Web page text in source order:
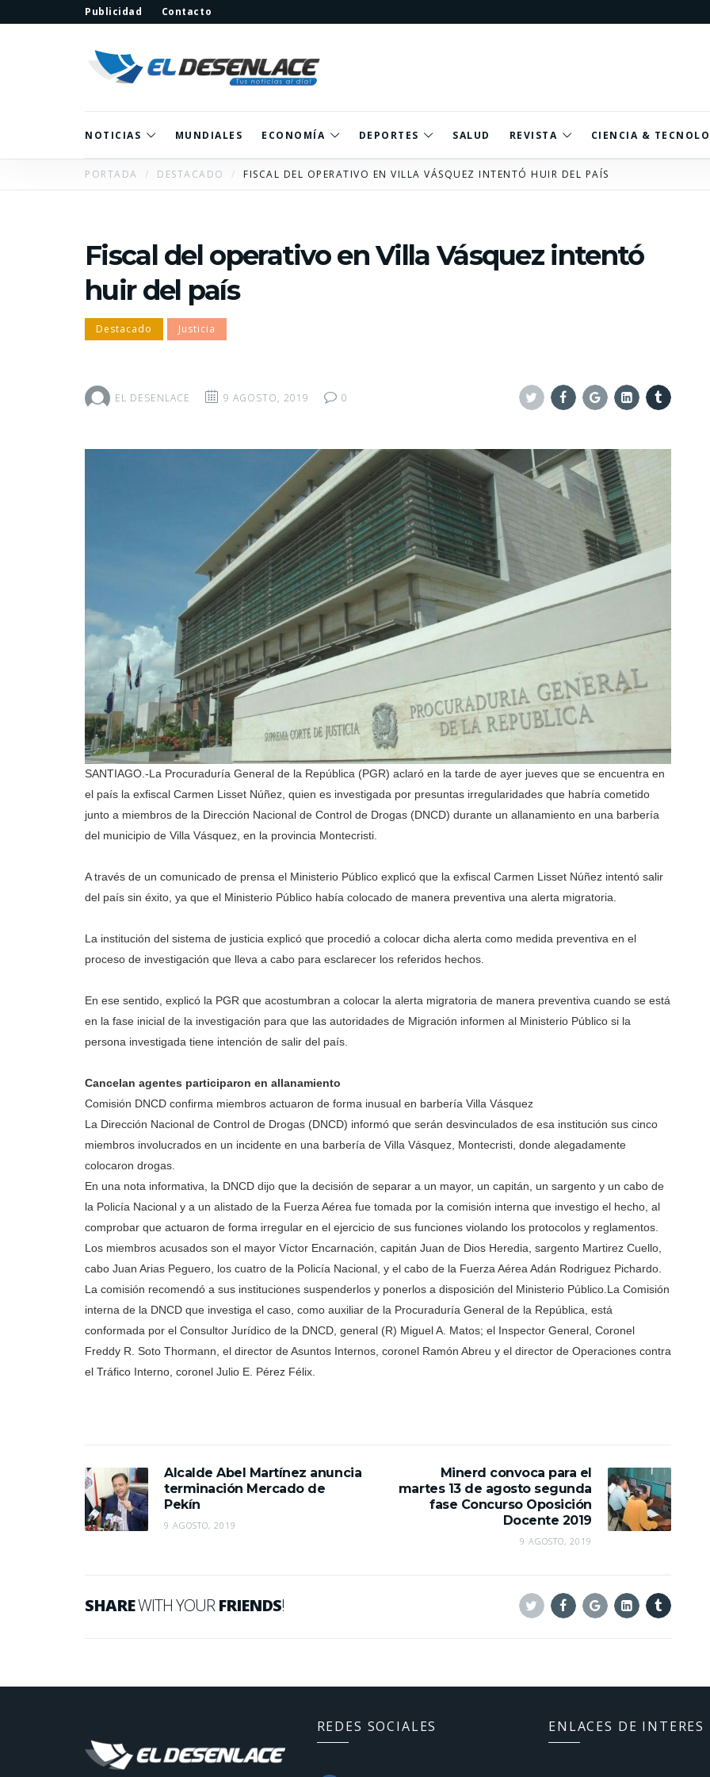
Publicidad Contacto
NOTICIAS MUNDIALES ECONOMÍA DEPORTES SALUD REVISTA CIENCIA &
PORTADA DESTACADO FISCAL DEL OPERATIVO EN VILLA VÁSQUEZ INTENTÓ HUIR DEL PAÍS
Fiscal del operativo en Villa Vásquez intentó
huir del país
Destacado Justicia
EL DESENLACE 9 AGOSTO, 2019
0
SANTIAGO.-La Procuraduría General de la República (PGR) aclaró en la tarde de ayer jueves que se encuentra en
el país la exfiscal Carmen Lisset Núñez, quien es investigada por presuntas irregularidades que habría cometido
junto a miembros de la Dirección Nacional de Control de Drogas (DNCD) durante un allanamiento en una barbería
del municipio de Villa Vásquez, en la provincia Montecristi.
A través de un comunicado de prensa el Ministerio Público explicó que la exfiscal Carmen Lisset Núñez intentó salir
del país sin éxito, ya que el Ministerio Público había colocado de manera preventiva una alerta migratoria.
La institución del sistema de justicia explicó que procedió a colocar dicha alerta como medida preventiva en el
proceso de investigación que lleva a cabo para esclarecer los referidos hechos.
En ese sentido, explicó la PGR que acostumbran a colocar la alerta migratoria de manera preventiva cuando se está
en la fase inicial de la investigación para que las autoridades de Migración informen al Ministerio Público si la
persona investigada tiene intención de salir del país.
Cancelan agentes participaron en allanamiento
Comisión DNCD confirma miembros actuaron de forma inusual en barbería Villa Vásquez
La Dirección Nacional de Control de Drogas (DNCD) informó que serán desvinculados de esa institución sus cinco
miembros involucrados en un incidente en una barbería de Villa Vásquez, Montecristi, donde alegadamente
colocaron drogas.
En una nota informativa, la DNCD dijo que la decisión de separar a un mayor, un capitán, un sargento y un cabo de
la Policía Nacional y a un alistado de la Fuerza Aérea fue tomada por la comisión interna que investigo el hecho, al
comprobar que actuaron de forma irregular en el ejercicio de sus funciones violando los protocolos y reglamentos.
Los miembros acusados son el mayor Víctor Encarnación, capitán Juan de Dios Heredia, sargento Martirez Cuello,
cabo Juan Arias Peguero, los cuatro de la Policía Nacional, y el cabo de la Fuerza Aérea Adán Rodriguez Pichardo.
La comisión recomendó a sus instituciones suspenderlos y ponerlos a disposición del Ministerio Público.La Comisión
interna de la DNCD que investiga el caso, como auxiliar de la Procuraduría General de la República, está
conformada por el Consultor Jurídico de la DNCD, general (R) Miguel A. Matos; el Inspector General, Coronel
Freddy R. Soto Thormann, el director de Asuntos Internos, coronel Ramón Abreu y el director de Operaciones contra
el Tráfico Interno, coronel Julio E. Pérez Félix.
Alcalde Abel Martínez anuncia
terminación Mercado de
Pekín
9 AGOSTO, 2019
Minerd convoca para el
martes 13 de agosto segunda
fase Concurso Oposición
Docente 2019
9 AGOSTO, 2019
SHAREWITH YOURFRIENDS!
REDES SOCIALES ENLACES DE INTERES